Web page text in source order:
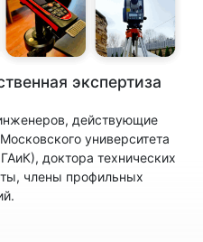
экспертиза
действующие
университета
доктора технических
члены профильных